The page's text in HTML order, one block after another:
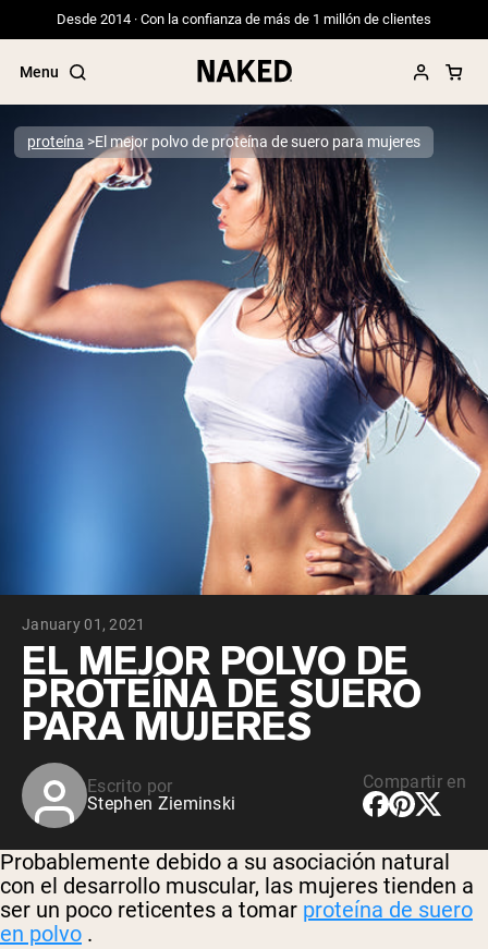
Desde 2014 · Con la confianza de más de 1 millón de clientes
Menu
Términos de Búsqueda Populares
”Protein Powder“
”Overnight Oats“
”Vegan protein“
”Collagen“
”Micellar Casein“
proteína El mejor polvo de proteína de suero para mujeres
January 01, 2021
EL MEJOR POLVO DE
PROTEÍNA DE SUERO
PARA MUJERES
Escrito por
Stephen Zieminski
Compartir en
Probablemente debido a su asociación natural
con el desarrollo muscular, las mujeres tienden a
ser un poco reticentes a tomar proteína de suero
en polvo .